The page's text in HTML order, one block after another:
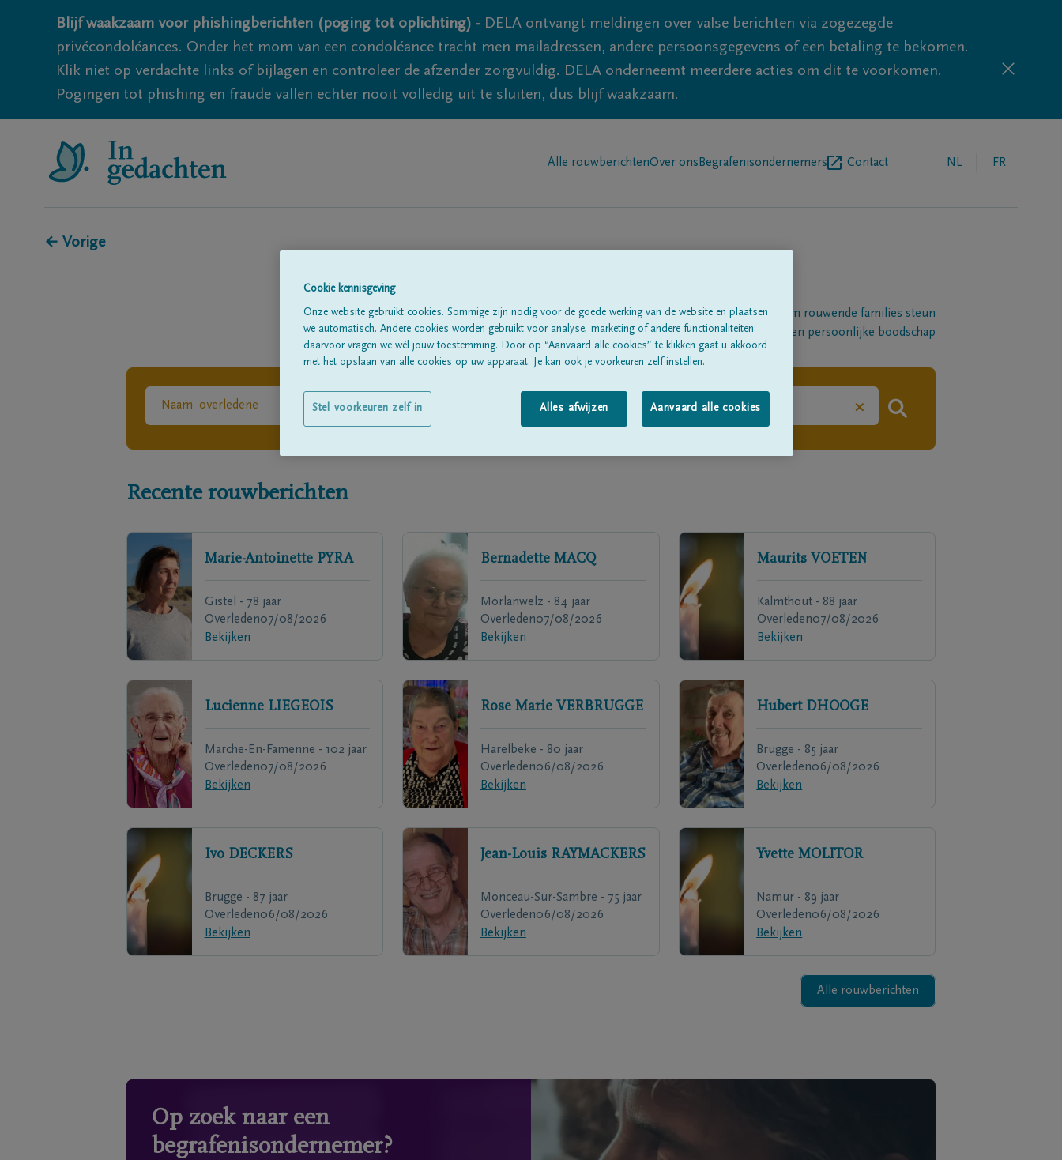
Blijf waakzaam voor phishingberichten (poging tot oplichting) - DELA ontvangt meldingen over valse berichten via zogezegde
privécondoléances. Onder het mom van een condoléance tracht men mailadressen, andere persoonsgegevens of een betaling te bekomen.
Klik niet op verdachte links of bijlagen en controleer de afzender zorgvuldig. DELA onderneemt meerdere acties om dit te voorkomen.
Pogingen tot phishing en fraude vallen echter nooit volledig uit te sluiten, dus blijf waakzaam.
Alle rouwberichtenOver ons Begrafenisondernemers Contact NL FR
← Vorige
Een platform om rouwende families steun
te betuigen met een persoonlijke boodschap
×
Recente rouwberichten
Marie-Antoinette PYRA
Gistel - 78 jaar
Overleden07/08/2026
Bekijken
Bernadette MACQ
Morlanwelz - 84 jaar
Overleden07/08/2026
Bekijken
Maurits VOETEN
Kalmthout - 88 jaar
Overleden07/08/2026
Bekijken
Lucienne LIEGEOIS
Marche-En-Famenne - 102 jaar
Overleden07/08/2026
Bekijken
Rose Marie VERBRUGGE
Harelbeke - 80 jaar
Overleden06/08/2026
Bekijken
Hubert DHOOGE
Brugge - 85 jaar
Overleden06/08/2026
Bekijken
Ivo DECKERS
Brugge - 87 jaar
Overleden06/08/2026
Bekijken
Jean-Louis RAYMACKERS
Monceau-Sur-Sambre - 75 jaar
Overleden06/08/2026
Bekijken
Yvette MOLITOR
Namur - 89 jaar
Overleden06/08/2026
Bekijken
Alle rouwberichten
Op zoek naar een
begrafenisondernemer?
Cookie kennisgeving
Onze website gebruikt cookies. Sommige zijn nodig voor de goede werking van de website en plaatsen
we automatisch. Andere cookies worden gebruikt voor analyse, marketing of andere functionaliteiten;
daarvoor vragen we wél jouw toestemming. Door op “Aanvaard alle cookies” te klikken gaat u akkoord
met het opslaan van alle cookies op uw apparaat. Je kan ook je voorkeuren zelf instellen.
Alles afwijzen Aanvaard alle cookies
Stel voorkeuren zelf in